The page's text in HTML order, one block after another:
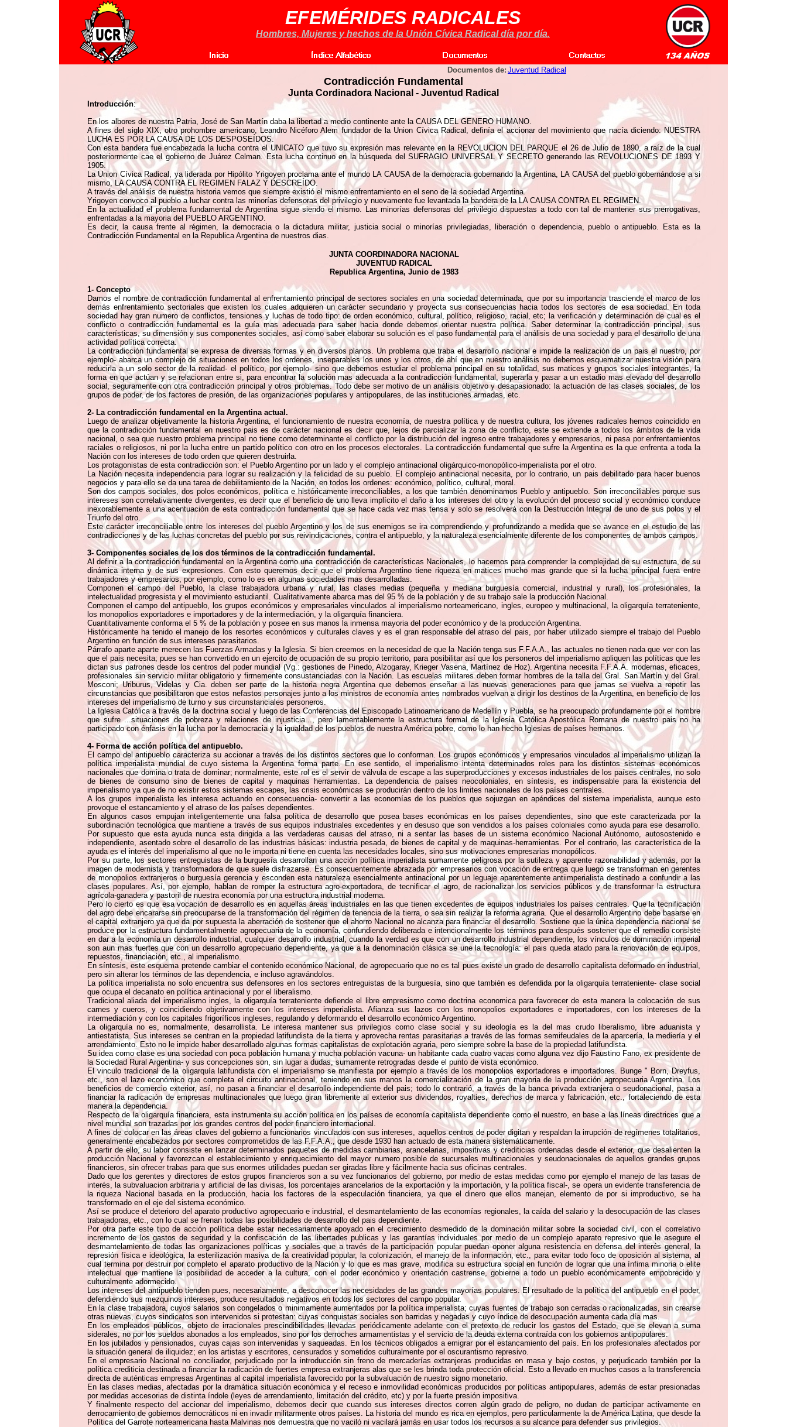
EFEMÉRIDES RADICALES
Hombres, Mujeres y hechos de la Unión Cívica Radical día por día.
Documentos de: Juventud Radical
Contradicción Fundamental
Junta Cordinadora Nacional - Juventud Radical
Introducción:
En los albores de nuestra Patria, José de San Martín daba la libertad a medio continente ante la CAUSA DEL GENERO HUMANO.
A fines del siglo XIX, otro prohombre americano, Leandro Nicéforo Alem fundador de la Union Cívica Radical, definía el accionar del movimiento que nacía diciendo: NUESTRA
LUCHA ES POR LA CAUSA DE LOS DESPOSEÍDOS.
Con esta bandera fue encabezada la lucha contra el UNICATO que tuvo su expresión mas relevante en la REVOLUCION DEL PARQUE el 26 de Julio de 1890, a raíz de la cual
posteriormente cae el gobierno de Juárez Celman. Esta lucha continuo en la búsqueda del SUFRAGIO UNIVERSAL Y SECRETO generando las REVOLUCIONES DE 1893 Y
1905.
La Union Cívica Radical, ya liderada por Hipólito Yrigoyen proclama ante el mundo LA CAUSA de la democracia gobernando la Argentina, LA CAUSA del pueblo gobernándose a si
mismo, LA CAUSA CONTRA EL REGIMEN FALAZ Y DESCREÍDO.
A través del análisis de nuestra historia vemos que siempre existió el mismo enfrentamiento en el seno de la sociedad Argentina.
Yrigoyen convoco al pueblo a luchar contra las minorías defensoras del privilegio y nuevamente fue levantada la bandera de la LA CAUSA CONTRA EL REGIMEN.
En la actualidad el problema fundamental de Argentina sigue siendo el mismo. Las minorías defensoras del privilegio dispuestas a todo con tal de mantener sus prerrogativas,
enfrentadas a la mayoria del PUEBLO ARGENTINO.
Es decir, la causa frente al régimen, la democracia o la dictadura militar, justicia social o minorías privilegiadas, liberación o dependencia, pueblo o antipueblo. Esta es la
Contradicción Fundamental en la Republica Argentina de nuestros dias.
JUNTA COORDINADORA NACIONAL
JUVENTUD RADICAL
Republica Argentina, Junio de 1983
1- Concepto
Damos el nombre de contradicción fundamental al enfrentamiento principal de sectores sociales en una sociedad determinada, que por su importancia trasciende el marco de los
demás enfrentamiento sectoriales que existen los cuales adquieren un carácter secundario y proyecta sus consecuencias hacia todos los sectores de esa sociedad. En toda
sociedad hay gran numero de conflictos, tensiones y luchas de todo tipo: de orden económico, cultural, político, religioso, racial, etc; la verificación y determinación de cual es el
conflicto o contradicción fundamental es la guía mas adecuada para saber hacia donde debemos orientar nuestra política. Saber determinar la contradicción principal, sus
características, su dimensión y sus componentes sociales, así como saber elaborar su solución es el paso fundamental para el análisis de una sociedad y para el desarrollo de una
actividad política correcta.
La contradicción fundamental se expresa de diversas formas y en diversos planos. Un problema que traba el desarrollo nacional e impide la realización de un pais el nuestro, por
ejemplo- abarca un complejo de situaciones en todos los ordenes, inseparables los unos y los otros, de ahí que en nuestro análisis no debemos esquematizar nuestra visión para
reducirla a un solo sector de la realidad- el político, por ejemplo- sino que debemos estudiar el problema principal en su totalidad, sus matices y grupos sociales integrantes, la
forma en que actúan y se relacionan entre si, para encontrar la solución mas adecuada a la contradicción fundamental, superarla y pasar a un estadio mas elevado del desarrollo
social, seguramente con otra contradicción principal y otros problemas. Todo debe ser motivo de un análisis objetivo y desapasionado: la actuación de las clases sociales, de los
grupos de poder, de los factores de presión, de las organizaciones populares y antipopulares, de las instituciones armadas, etc.
2- La contradicción fundamental en la Argentina actual.
Luego de analizar objetivamente la historia Argentina, el funcionamiento de nuestra economía, de nuestra política y de nuestra cultura, los jóvenes radicales hemos coincidido en
que la contradicción fundamental en nuestro pais es de carácter nacional es decir que, lejos de parcializar la zona de conflicto, este se extiende a todos los ámbitos de la vida
nacional, o sea que nuestro problema principal no tiene como determinante el conflicto por la distribución del ingreso entre trabajadores y empresarios, ni pasa por enfrentamientos
raciales o religiosos, ni por la lucha entre un partido político con otro en los procesos electorales. La contradicción fundamental que sufre la Argentina es la que enfrenta a toda la
Nación con los intereses de todo orden que quieren destruirla.
Los protagonistas de esta contradicción son: el Pueblo Argentino por un lado y el complejo antinacional oligárquico-monopólico-imperialista por el otro.
La Nación necesita independencia para lograr su realización y la felicidad de su pueblo. El complejo antinacional necesita, por lo contrario, un pais debilitado para hacer buenos
negocios y para ello se da una tarea de debilitamiento de la Nación, en todos los ordenes: económico, político, cultural, moral.
Son dos campos sociales, dos polos económicos, política e históricamente irreconciliables, a los que también denominamos Pueblo y antipueblo. Son irreconciliables porque sus
intereses son correlativamente divergentes, es decir que el beneficio de uno lleva implícito el daño a los intereses del otro y la evolución del proceso social y económico conduce
inexorablemente a una acentuación de esta contradicción fundamental que se hace cada vez mas tensa y solo se resolverá con la Destrucción Integral de uno de sus polos y el
Triunfo del otro.
Este carácter irreconciliable entre los intereses del pueblo Argentino y los de sus enemigos se ira comprendiendo y profundizando a medida que se avance en el estudio de las
contradicciones y de las luchas concretas del pueblo por sus reivindicaciones, contra el antipueblo, y la naturaleza esencialmente diferente de los componentes de ambos campos.
3- Componentes sociales de los dos términos de la contradicción fundamental.
Al definir a la contradicción fundamental en la Argentina como una contradicción de características Nacionales, lo hacemos para comprender la complejidad de su estructura, de su
dinámica interna y de sus expresiones. Con esto queremos decir que el problema Argentino tiene riqueza en matices mucho mas grande que si la lucha principal fuera entre
trabajadores y empresarios, por ejemplo, como lo es en algunas sociedades mas desarrolladas.
Componen el campo del Pueblo, la clase trabajadora urbana y rural, las clases medias (pequeña y mediana burguesía comercial, industrial y rural), los profesionales, la
intelectualidad progresista y el movimiento estudiantil. Cualitativamente abarca mas del 95 % de la población y de su trabajo sale la producción Nacional.
Componen el campo del antipueblo, los grupos económicos y empresariales vinculados al imperialismo norteamericano, ingles, europeo y multinacional, la oligarquía terrateniente,
los monopolios exportadores e importadores y de la intermediación, y la oligarquía financiera.
Cuantitativamente conforma el 5 % de la población y posee en sus manos la inmensa mayoria del poder económico y de la producción Argentina.
Históricamente ha tenido el manejo de los resortes económicos y culturales claves y es el gran responsable del atraso del pais, por haber utilizado siempre el trabajo del Pueblo
Argentino en función de sus intereses parasitarios.
Párrafo aparte aparte merecen las Fuerzas Armadas y la Iglesia. Si bien creemos en la necesidad de que la Nación tenga sus F.F.A.A., las actuales no tienen nada que ver con las
que el pais necesita; pues se han convertido en un ejercito de ocupación de su propio territorio, para posibilitar así que los personeros del imperialismo apliquen las políticas que les
dictan sus patrones desde los centros del poder mundial (Vg.: gestiones de Pinedo, Alzogaray, Krieger Vasena, Martínez de Hoz). Argentina necesita F.F.A.A. modernas, eficaces,
profesionales sin servicio militar obligatorio y firmemente consustanciadas con la Nación. Las escuelas militares deben formar hombres de la talla del Gral. San Martín y del Gral.
Mosconi; Uriburus, Videlas y Cia. deben ser parte de la historia negra Argentina que debemos enseñar a las nuevas generaciones para que jamas se vuelva a repetir las
circunstancias que posibilitaron que estos nefastos personajes junto a los ministros de economía antes nombrados vuelvan a dirigir los destinos de la Argentina, en beneficio de los
intereses del imperialismo de turno y sus circunstanciales personeros.
La Iglesia Católica a través de la doctrina social y luego de las Conferencias del Episcopado Latinoamericano de Medellín y Puebla, se ha preocupado profundamente por el hombre
que sufre ...situaciones de pobreza y relaciones de injusticia..., pero lamentablemente la estructura formal de la Iglesia Católica Apostólica Romana de nuestro pais no ha
participado con énfasis en la lucha por la democracia y la igualdad de los pueblos de nuestra América pobre, como lo han hecho Iglesias de países hermanos.
4- Forma de acción política del antipueblo.
El campo del antipueblo caracteriza su accionar a través de los distintos sectores que lo conforman. Los grupos económicos y empresarios vinculados al imperialismo utilizan la
política imperialista mundial de cuyo sistema la Argentina forma parte. En ese sentido, el imperialismo intenta determinados roles para los distintos sistemas económicos
nacionales que domina o trata de dominar; normalmente, este rol es el servir de válvula de escape a las superproducciones y excesos industriales de los países centrales, no solo
de bienes de consumo sino de bienes de capital y maquinas herramientas. La dependencia de países neocoloniales, en síntesis, es indispensable para la existencia del
imperialismo ya que de no existir estos sistemas escapes, las crisis económicas se producirán dentro de los limites nacionales de los países centrales.
A los grupos imperialista les interesa actuando en consecuencia- convertir a las economías de los pueblos que sojuzgan en apéndices del sistema imperialista, aunque esto
provoque el estancamiento y el atraso de los países dependientes.
En algunos casos empujan inteligentemente una falsa política de desarrollo que posea bases económicas en los países dependientes, sino que este caracterizada por la
subordinación tecnológica que mantiene a través de sus equipos industriales excedentes y en desuso que son vendidos a los países coloniales como ayuda para ese desarrollo.
Por supuesto que esta ayuda nunca esta dirigida a las verdaderas causas del atraso, ni a sentar las bases de un sistema económico Nacional Autónomo, autosostenido e
independiente, asentado sobre el desarrollo de las industrias básicas: industria pesada, de bienes de capital y de maquinas-herramientas. Por el contrario, las característica de la
ayuda es el interés del imperialismo al que no le importa ni tiene en cuenta las necesidades locales, sino sus motivaciones empresarias monopólicos.
Por su parte, los sectores entreguistas de la burguesía desarrollan una acción política imperialista sumamente peligrosa por la sutileza y aparente razonabilidad y además, por la
imagen de modernista y transformadora de que suele disfrazarse. Es consecuentemente abrazada por empresarios con vocación de entrega que luego se transforman en gerentes
de monopolios extranjeros o burguesía gerencia y esconden esta naturaleza esencialmente antinacional por un leguaje aparentemente antiimperialista destinado a confundir a las
clases populares. Así, por ejemplo, hablan de romper la estructura agro-exportadora, de tecnificar el agro, de racionalizar los servicios públicos y de transformar la estructura
agrícola-ganadera y pastoril de nuestra economía por una estructura industrial moderna.
Pero lo cierto es que esa vocación de desarrollo es en aquellas áreas industriales en las que tienen excedentes de equipos industriales los países centrales. Que la tecnificación
del agro debe encararse sin preocuparse de la transformación del régimen de tenencia de la tierra, o sea sin realizar la reforma agraria. Que el desarrollo Argentino debe basarse en
el capital extranjero ya que da por supuesta la aberración de sostener que el ahorro Nacional no alcanza para financiar el desarrollo. Sostiene que la única dependencia nacional se
produce por la estructura fundamentalmente agropecuaria de la economía, confundiendo deliberada e intencionalmente los términos para después sostener que el remedio consiste
en dar a la economía un desarrollo industrial, cualquier desarrollo industrial, cuando la verdad es que con un desarrollo industrial dependiente, los vínculos de dominación imperial
son aun mas fuertes que con un desarrollo agropecuario dependiente, ya que a la denominación clásica se une la tecnología: el pais queda atado para la renovación de equipos,
repuestos, financiación, etc., al imperialismo.
En síntesis, este esquema pretende cambiar el contenido económico Nacional, de agropecuario que no es tal pues existe un grado de desarrollo capitalista deformado en industrial,
pero sin alterar los términos de las dependencia, e incluso agravándolos.
La política imperialista no solo encuentra sus defensores en los sectores entreguistas de la burguesía, sino que también es defendida por la oligarquía terrateniente- clase social
que ocupa el decanato en política antinacional y por el liberalismo.
Tradicional aliada del imperialismo ingles, la oligarquía terrateniente defiende el libre empresismo como doctrina economica para favorecer de esta manera la colocación de sus
carnes y cueros, y coincidiendo objetivamente con los intereses imperialista. Afianza sus lazos con los monopolios exportadores e importadores, con los intereses de la
intermediación y con los capitales frigoríficos ingleses, regulando y deformando el desarrollo económico Argentino.
La oligarquía no es, normalmente, desarrollista. Le interesa mantener sus privilegios como clase social y su ideología es la del mas crudo liberalismo, libre aduanista y
antiestatista. Sus intereses se centran en la propiedad latifundista de la tierra y aprovecha rentas parasitarias a través de las formas semifeudales de la aparcería, la mediería y el
arrendamiento. Esto no le impide haber desarrollado algunas formas capitalistas de explotación agraria, pero siempre sobre la base de la propiedad latifundista.
Su idea como clase es una sociedad con poca población humana y mucha población vacuna- un habitante cada cuatro vacas como alguna vez dijo Faustino Fano, ex presidente de
la Sociedad Rural Argentina- y sus concepciones son, sin lugar a dudas, sumamente retrogradas desde el punto de vista económico.
El vinculo tradicional de la oligarquía latifundista con el imperialismo se manifiesta por ejemplo a través de los monopolios exportadores e importadores. Bunge " Born, Dreyfus,
etc., son el lazo económico que completa el circuito antinacional, teniendo en sus manos la comercialización de la gran mayoria de la producción agropecuaria Argentina. Los
beneficios de comercio exterior, así, no pasan a financiar el desarrollo independiente del pais; todo lo contrarió, a través de la banca privada extranjera o seudonacional, pasa a
financiar la radicación de empresas multinacionales que luego giran libremente al exterior sus dividendos, royalties, derechos de marca y fabricación, etc., fortaleciendo de esta
manera la dependencia.
Respecto de la oligarquía financiera, esta instrumenta su acción política en los países de economía capitalista dependiente como el nuestro, en base a las líneas directrices que a
nivel mundial son trazadas por los grandes centros del poder financiero internacional.
A fines de colocar en las áreas claves del gobierno a funcionarios vinculados con sus intereses, aquellos centros de poder digitan y respaldan la irrupción de regímenes totalitarios,
generalmente encabezados por sectores comprometidos de las F.F.A.A., que desde 1930 han actuado de esta manera sistemáticamente.
A partir de ello, su labor consiste en lanzar determinados paquetes de medidas cambiarias, arancelarias, impositivas y crediticias ordenadas desde el exterior, que desalienten la
producción Nacional y favorezcan el establecimiento y enriquecimiento del mayor numero posible de sucursales multinacionales y seudonacionales de aquellos grandes grupos
financieros, sin ofrecer trabas para que sus enormes utilidades puedan ser giradas libre y fácilmente hacia sus oficinas centrales.
Dado que los gerentes y directores de estos grupos financieros son a su vez funcionarios del gobierno, por medio de estas medidas como por ejemplo el manejo de las tasas de
interés, la subvaluacion arbitraria y artificial de las divisas, los porcentajes arancelarios de la exportación y la importación, y la política fiscal-, se opera un evidente transferencia de
la riqueza Nacional basada en la producción, hacia los factores de la especulación financiera, ya que el dinero que ellos manejan, elemento de por si improductivo, se ha
transformado en el eje del sistema económico.
Así se produce el deterioro del aparato productivo agropecuario e industrial, el desmantelamiento de las economías regionales, la caída del salario y la desocupación de las clases
trabajadoras, etc., con lo cual se frenan todas las posibilidades de desarrollo del pais dependiente.
Por otra parte este tipo de acción política debe estar necesariamente apoyado en el crecimiento desmedido de la dominación militar sobre la sociedad civil, con el correlativo
incremento de los gastos de seguridad y la confiscación de las libertades publicas y las garantías individuales por medio de un complejo aparato represivo que le asegure el
desmantelamiento de todas las organizaciones políticas y sociales que a través de la participación popular puedan oponer alguna resistencia en defensa del interés general, la
represión física e ideológica, la esterilización masiva de la creatividad popular, la colonización, el manejo de la información, etc., para evitar todo foco de oposición al sistema, al
cual termina por destruir por completo el aparato productivo de la Nación y lo que es mas grave, modifica su estructura social en función de lograr que una ínfima minoria o elite
intelectual que mantiene la posibilidad de acceder a la cultura, con el poder económico y orientación castrense, gobierne a todo un pueblo económicamente empobrecido y
culturalmente adormecido.
Los intereses del antipueblo tienden pues, necesariamente, a desconocer las necesidades de las grandes mayorías populares. El resultado de la política del antipueblo en el poder,
defendiendo sus mezquinos intereses, produce resultados negativos en todos los sectores del campo popular.
En la clase trabajadora, cuyos salarios son congelados o minimamente aumentados por la política imperialista; cuyas fuentes de trabajo son cerradas o racionalizadas, sin crearse
otras nuevas, cuyos sindicatos son intervenidos si protestan: cuyas conquistas sociales son barridas y negadas y cuyo índice de desocupación aumenta cada día mas.
En los empleados públicos, objeto de irracionales prescindibilidades llevadas periódicamente adelante con el pretexto de reducir los gastos del Estado, que se elevan a suma
siderales, no por los sueldos abonados a los empleados, sino por los derroches armamentistas y el servicio de la deuda externa contraída con los gobiernos antipopulares.
En los jubilados y pensionados, cuyas cajas son intervenidas y saqueadas. En los técnicos obligados a emigrar por el estancamiento del país. En los profesionales afectados por
la situación general de iliquidez; en los artistas y escritores, censurados y sometidos culturalmente por el oscurantismo represivo.
En el empresario Nacional no conciliador, perjudicado por la introducción sin freno de mercaderías extranjeras producidas en masa y bajo costos, y perjudicado también por la
política crediticia destinada a financiar la radicación de fuertes empresa extranjeras alas que se les brinda toda protección oficial. Esto a llevado en muchos casos a la transferencia
directa de auténticas empresas Argentinas al capital imperialista favorecido por la subvaluación de nuestro signo monetario.
En las clases medias, afectadas por la dramática situación económica y el receso e inmovilidad económicas producidos por políticas antipopulares, además de estar presionadas
por medidas accesorias de distinta índole (leyes de arrendamiento, limitación del crédito, etc) y por la fuerte presión impositiva.
Y finalmente respecto del accionar del imperialismo, debemos decir que cuando sus intereses directos corren algún grado de peligro, no dudan de participar activamente en
derrocamiento de gobiernos democráticos ni en invadir militarmente otros países. La historia del mundo es rica en ejemplos, pero particularmente la de América Latina, que desde la
Política del Garrote norteamericana hasta Malvinas nos demuestra que no vaciló ni vacilará jamás en usar todos los recursos a su alcance para defender sus privilegios.